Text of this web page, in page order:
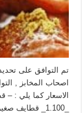
تم التوافق على
اصحاب المخابز ,
الاسعار كما يلي :